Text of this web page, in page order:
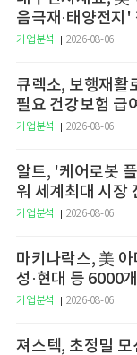
음극재·태양전지'
기업분석 2026-08-06
큐렉소, 보행재활
필요 건강보험 급
기업분석 2026-08-06
알트, '케어로봇
워 세계최대 시장
기업분석 2026-08-06
마키나락스, 美
성·현대 등 6000
기업분석 2026-08-06
져스텍, 초정밀